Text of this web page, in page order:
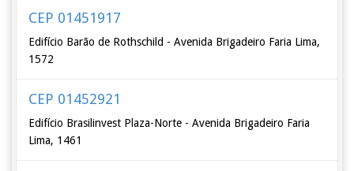
CEP 01451917
Edifício Barão de Rothschild - Avenida Brigadeiro Faria Lima,
1572
CEP 01452921
Edifício Brasilinvest Plaza-Norte - Avenida Brigadeiro Faria
Lima, 1461